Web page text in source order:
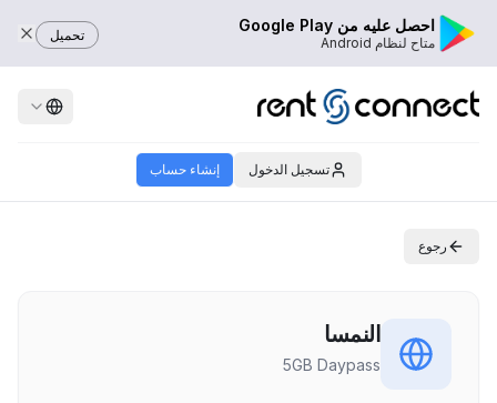
احصل عليه من Google Play
متاح لنظام Android تحميل
تسجيل الدخول إنشاء حساب
رجوع
النمسا
5GB Daypass